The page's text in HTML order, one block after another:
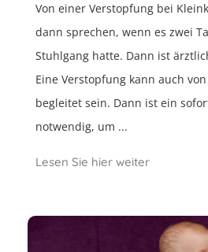
Von einer Verstopfung bei
dann sprechen, wenn es zwei
Stuhlgang hatte. Dann ist
Eine Verstopfung kann auch
begleitet sein. Dann ist ein
notwendig, um ...
Lesen Sie hier weiter